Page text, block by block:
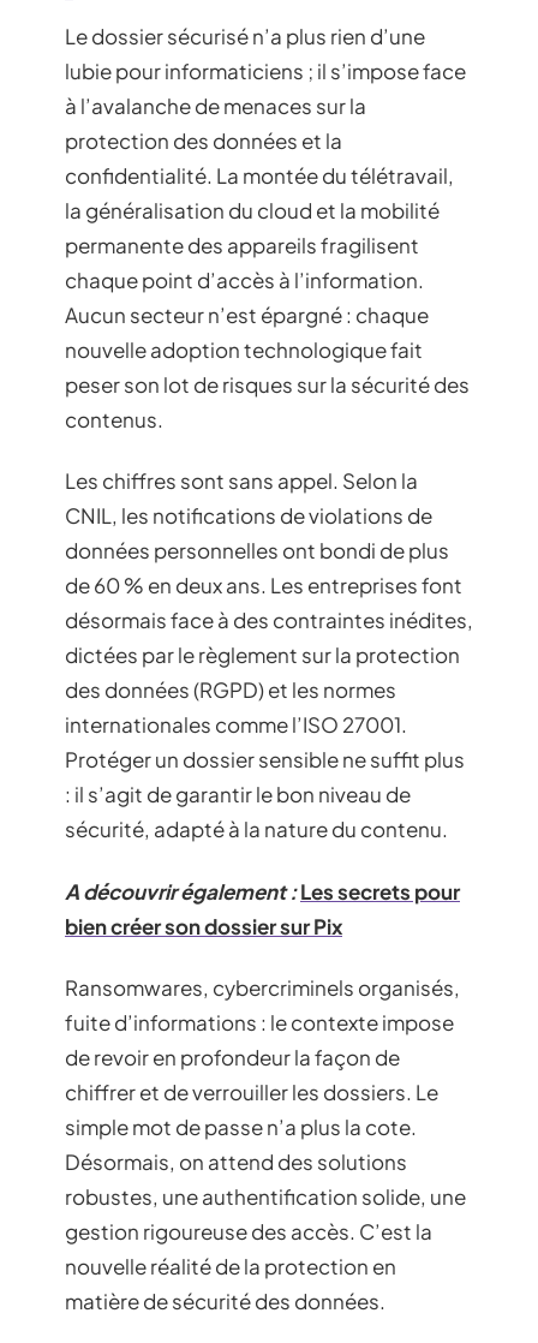
Le dossier sécurisé n’a plus rien d’une
lubie pour informaticiens ; il s’impose face
à l’avalanche de menaces sur la
protection des données et la
confidentialité. La montée du télétravail,
la généralisation du cloud et la mobilité
permanente des appareils fragilisent
chaque point d’accès à l’information.
Aucun secteur n’est épargné : chaque
nouvelle adoption technologique fait
peser son lot de risques sur la sécurité des
contenus.
Les chiffres sont sans appel. Selon la
CNIL, les notifications de violations de
données personnelles ont bondi de plus
de 60 % en deux ans. Les entreprises font
désormais face à des contraintes inédites,
dictées par le règlement sur la protection
des données (RGPD) et les normes
internationales comme l’ISO 27001.
Protéger un dossier sensible ne suffit plus
: il s’agit de garantir le bon niveau de
sécurité, adapté à la nature du contenu.
A découvrir également :Les secrets pour
bien créer son dossier sur Pix
Ransomwares, cybercriminels organisés,
fuite d’informations : le contexte impose
de revoir en profondeur la façon de
chiffrer et de verrouiller les dossiers. Le
simple mot de passe n’a plus la cote.
Désormais, on attend des solutions
robustes, une authentification solide, une
gestion rigoureuse des accès. C’est la
nouvelle réalité de la protection en
matière de sécurité des données.